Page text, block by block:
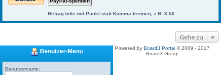
Betrag bitte mit Punkt statt Komma trennen, z.B. 3.50
Gehe zu
Benutzer-Menü
Benutzername:
Powered by Board3 Portal© 2009 - 2017
Board3 Group